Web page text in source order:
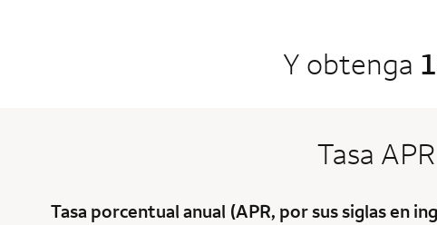
Y obtenga
Tasa
Tasa porcentual anual (APR, por sus siglas en